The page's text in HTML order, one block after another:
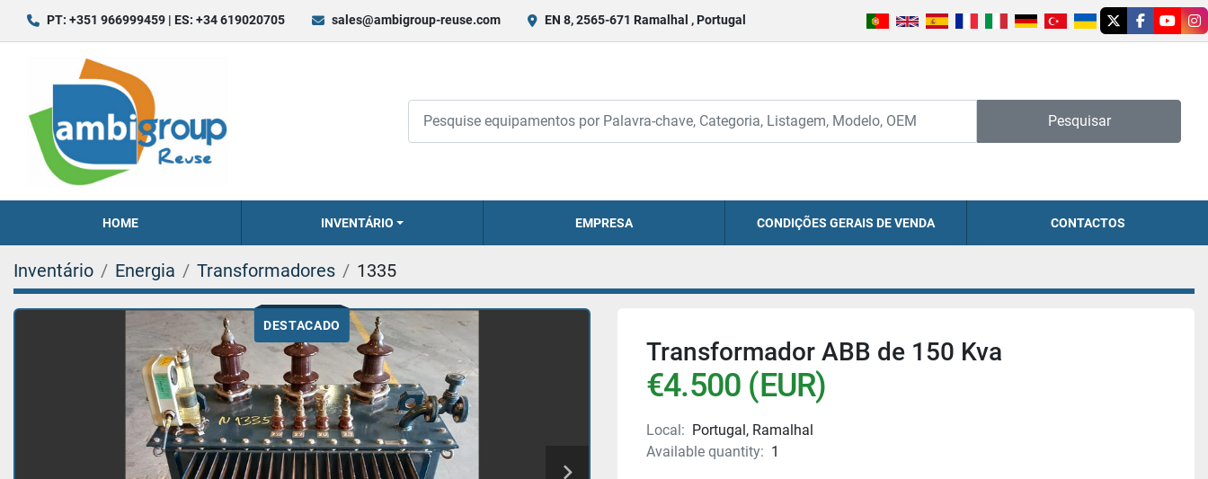
PT: +351 966999459 | ES: +34 619020705 sales@ambigroup-reuse.com EN 8, 2565-671 Ramalhal , Portugal
twitterfacebook
Pesquisar
HOME INVENTÁRIO EMPRESA CONDIÇÕES GERAIS DE VENDA CONTACTOS
Inventário Energia Transformadores 1335
DESTACADO
Transformador ABB de 150 Kva
€4.500 (EUR)
Local: Portugal, Ramalhal
Available quantity: 1